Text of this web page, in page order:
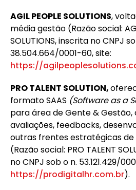
AGIL PEOPLE SOLUTIONS,
média gestão (Razão social:
SOLUTIONS, inscrita no CNPJ
38.504.664/0001-60, site:
https://
PRO TALENT SOLUTION,
formato SAAS (Software as a
para área de Gente &
avaliações, feedbacks,
outras frentes estratégicas
(Razão social: PRO TALENT
no CNPJ sob o n. 53.121.429/
https://prodigitalhr.com.br).